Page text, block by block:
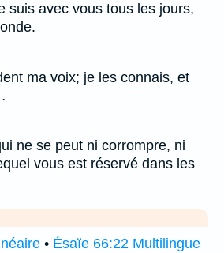
suis avec vous tous les jours,
ma voix; je les connais, et
ne se peut ni corrompre, ni
vous est réservé dans les
• Ésaïe 66:22 Multilingue